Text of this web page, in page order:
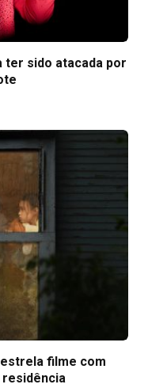
ter sido atacada por
estrela filme com